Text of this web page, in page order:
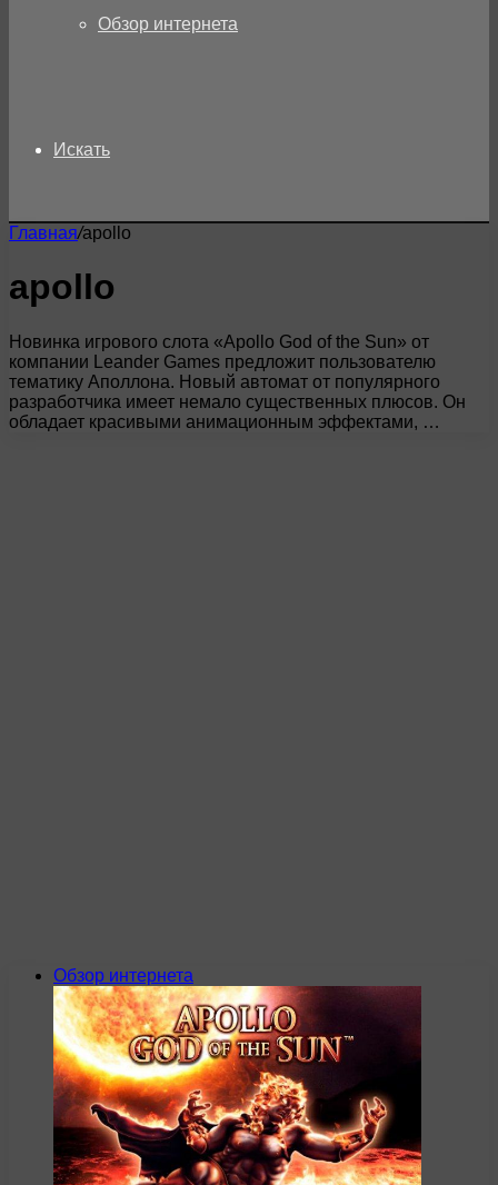
Обзор интернета
Искать
Главная/apollo
apollo
Новинка игрового слота «Apollo God of the Sun» от
компании Leander Games предложит пользователю
тематику Аполлона. Новый автомат от популярного
разработчика имеет немало существенных плюсов. Он
обладает красивыми анимационным эффектами, …
Обзор интернета